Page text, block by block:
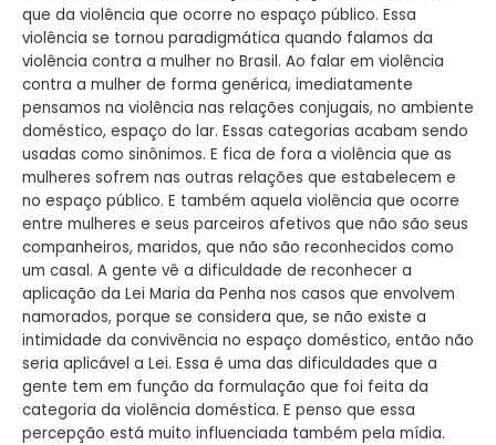
que da violência que ocorre no espaço público. Essa
violência se tornou paradigmática quando falamos da
violência contra a mulher no Brasil. Ao falar em violência
contra a mulher de forma genérica, imediatamente
pensamos na violência nas relações conjugais, no ambiente
doméstico, espaço do lar. Essas categorias acabam sendo
usadas como sinônimos. E fica de fora a violência que as
mulheres sofrem nas outras relações que estabelecem e
no espaço público. E também aquela violência que ocorre
entre mulheres e seus parceiros afetivos que não são seus
companheiros, maridos, que não são reconhecidos como
um casal. A gente vê a dificuldade de reconhecer a
aplicação da Lei Maria da Penha nos casos que envolvem
namorados, porque se considera que, se não existe a
intimidade da convivência no espaço doméstico, então não
seria aplicável a Lei. Essa é uma das dificuldades que a
gente tem em função da formulação que foi feita da
categoria da violência doméstica. E penso que essa
percepção está muito influenciada também pela mídia.